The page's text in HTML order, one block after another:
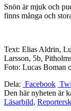
Snön är mjuk och
finns många och
Text: Elias Aldrin,
Larsson, 5b,
Foto: Lucas Boman
Dela: Facebook
Den här nyheten är
Läsarbild,